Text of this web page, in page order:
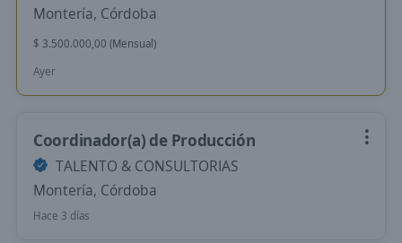
Montería, Córdoba
$ 3.500.000,00 (Mensual)
Ayer
Coordinador(a) de Producción
TALENTO & CONSULTORIAS
Montería, Córdoba
Hace 3 días